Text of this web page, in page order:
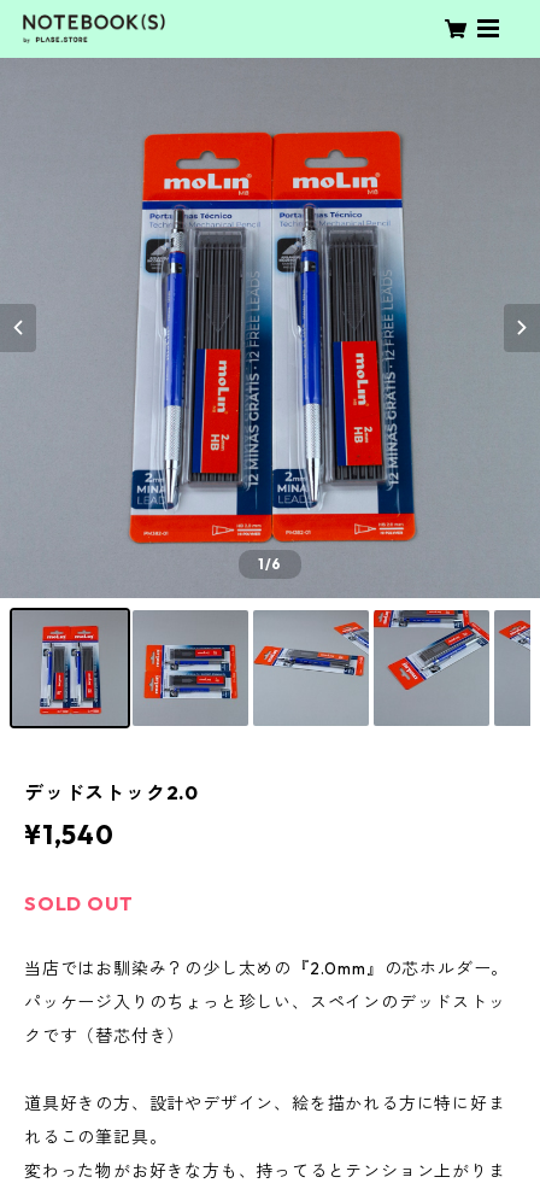
1/6
デッドストック2.0
¥1,540
SOLD OUT
当店ではお馴染み？の少し太めの『2.0mm』の芯ホルダー。
パッケージ入りのちょっと珍しい、スペインのデッドストッ
クです（替芯付き）
道具好きの方、設計やデザイン、絵を描かれる方に特に好ま
れるこの筆記具。
変わった物がお好きな方も、持ってるとテンション上がりま